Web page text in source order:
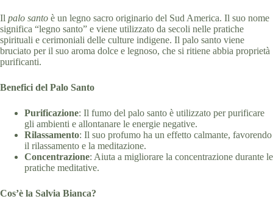
Il palo santo è un legno sacro originario del Sud America. Il suo nome
significa “legno santo” e viene utilizzato da secoli nelle pratiche
spirituali e cerimoniali delle culture indigene. Il palo santo viene
bruciato per il suo aroma dolce e legnoso, che si ritiene abbia proprietà
purificanti.
Benefici del Palo Santo
Purificazione: Il fumo del palo santo è utilizzato per purificare
gli ambienti e allontanare le energie negative.
Rilassamento: Il suo profumo ha un effetto calmante, favorendo
il rilassamento e la meditazione.
Concentrazione: Aiuta a migliorare la concentrazione durante le
pratiche meditative.
Cos’è la Salvia Bianca?